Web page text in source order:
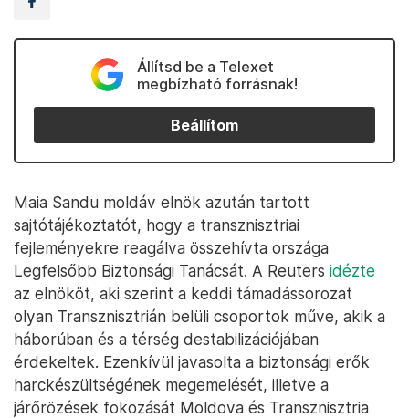
Állítsd be a Telexet
megbízható forrásnak!
Beállítom
Maia Sandu moldáv elnök azután tartott
sajtótájékoztatót, hogy a transznisztriai
fejleményekre reagálva összehívta országa
Legfelsőbb Biztonsági Tanácsát. A Reuters idézte
az elnököt, aki szerint a keddi támadássorozat
olyan Transznisztrián belüli csoportok műve, akik a
háborúban és a térség destabilizációjában
érdekeltek. Ezenkívül javasolta a biztonsági erők
harckészültségének megemelését, illetve a
járőrözések fokozását Moldova és Transznisztria